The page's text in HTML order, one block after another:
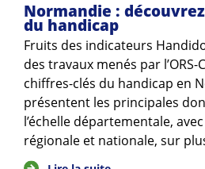
Normandie :
du handicap
Fruits des indicateurs
des travaux menés par l’ORS-
chiffres-clés du handicap en
présentent les principales
l’échelle départementale,
régionale et nationale, sur